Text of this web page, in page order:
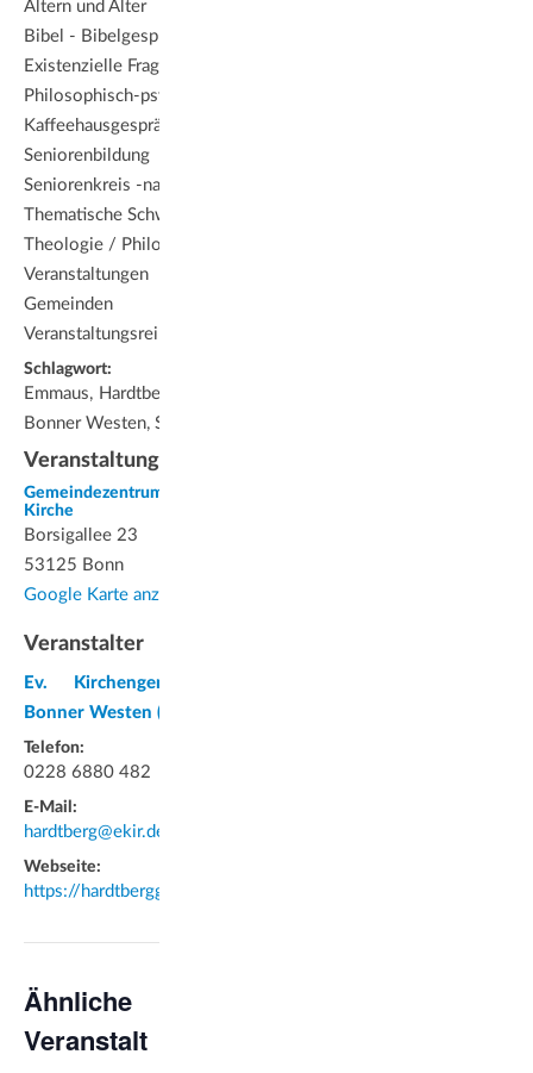
Altern und Alter
Bibel - Bibelgespräch
Existenzielle Fragestellungen
Philosophisch-psychologische
Kaffeehausgespräche
Seniorenbildung
Seniorenkreis -nachmittag
Thematische Schwerpunkte
Theologie / Philosophie
Veranstaltungen von
Gemeinden
Veranstaltungsreihen
Schlagwort:
Emmaus, Hardtberg • KGM im
Bonner Westen, Senioren
Veranstaltungsort
Gemeindezentrum Emmaus-
Kirche
Borsigallee 23
53125 Bonn
Google Karte anzeigen
Veranstalter
Ev. Kirchengemeinde im
Bonner Westen (Hardtberg)
Telefon:
0228 6880 482
E-Mail:
hardtberg@ekir.de
Webseite:
https://hardtberggemeinde.de/
Ähnliche
Veranstalt